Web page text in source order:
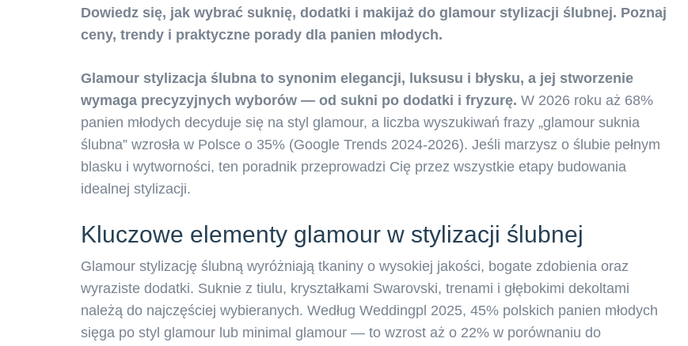
Dowiedz się, jak wybrać suknię, dodatki i makijaż do glamour stylizacji ślubnej. Poznaj
ceny, trendy i praktyczne porady dla panien młodych.
Glamour stylizacja ślubna to synonim elegancji, luksusu i błysku, a jej stworzenie
wymaga precyzyjnych wyborów — od sukni po dodatki i fryzurę. W 2026 roku aż 68%
panien młodych decyduje się na styl glamour, a liczba wyszukiwań frazy „glamour suknia
ślubna” wzrosła w Polsce o 35% (Google Trends 2024-2026). Jeśli marzysz o ślubie pełnym
blasku i wytworności, ten poradnik przeprowadzi Cię przez wszystkie etapy budowania
idealnej stylizacji.
Kluczowe elementy glamour w stylizacji ślubnej
Glamour stylizację ślubną wyróżniają tkaniny o wysokiej jakości, bogate zdobienia oraz
wyraziste dodatki. Suknie z tiulu, kryształkami Swarovski, trenami i głębokimi dekoltami
należą do najczęściej wybieranych. Według Weddingpl 2025, 45% polskich panien młodych
sięga po styl glamour lub minimal glamour — to wzrost aż o 22% w porównaniu do